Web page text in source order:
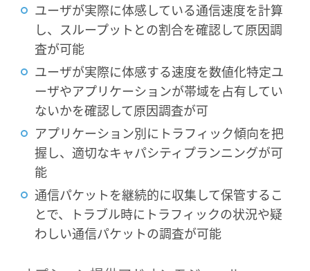
ユーザが実際に体感している通信速度を計算
し、スループットとの割合を確認して原因調
査が可能
ユーザが実際に体感する速度を数値化特定ユ
ーザやアプリケーションが帯域を占有してい
ないかを確認して原因調査が可
アプリケーション別にトラフィック傾向を把
握し、適切なキャパシティプランニングが可
能
通信パケットを継続的に収集して保管するこ
とで、トラブル時にトラフィックの状況や疑
わしい通信パケットの調査が可能